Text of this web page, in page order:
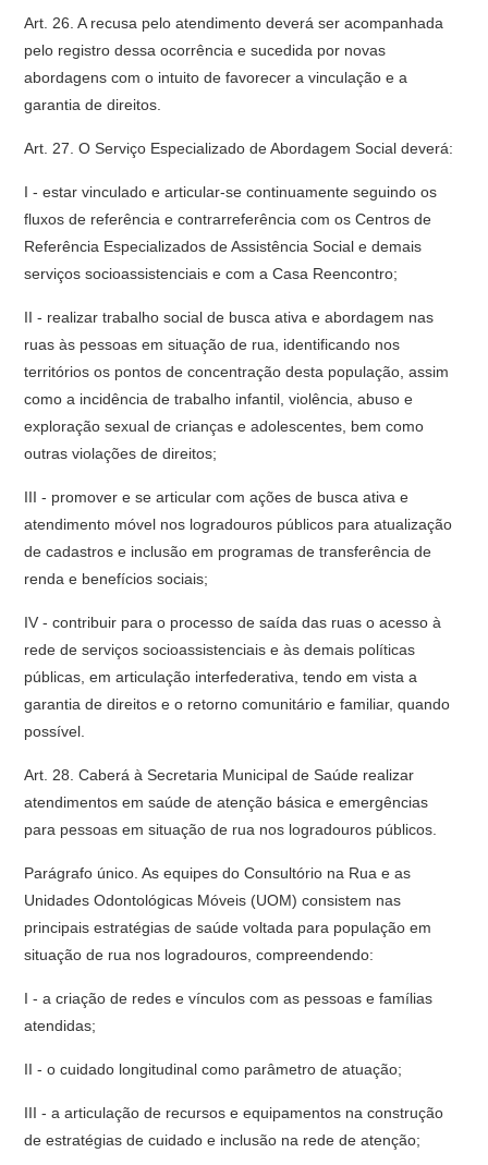
Art. 26. A recusa pelo atendimento deverá ser acompanhada
pelo registro dessa ocorrência e sucedida por novas
abordagens com o intuito de favorecer a vinculação e a
garantia de direitos.
Art. 27. O Serviço Especializado de Abordagem Social deverá:
I - estar vinculado e articular-se continuamente seguindo os
fluxos de referência e contrarreferência com os Centros de
Referência Especializados de Assistência Social e demais
serviços socioassistenciais e com a Casa Reencontro;
II - realizar trabalho social de busca ativa e abordagem nas
ruas às pessoas em situação de rua, identificando nos
territórios os pontos de concentração desta população, assim
como a incidência de trabalho infantil, violência, abuso e
exploração sexual de crianças e adolescentes, bem como
outras violações de direitos;
III - promover e se articular com ações de busca ativa e
atendimento móvel nos logradouros públicos para atualização
de cadastros e inclusão em programas de transferência de
renda e benefícios sociais;
IV - contribuir para o processo de saída das ruas o acesso à
rede de serviços socioassistenciais e às demais políticas
públicas, em articulação interfederativa, tendo em vista a
garantia de direitos e o retorno comunitário e familiar, quando
possível.
Art. 28. Caberá à Secretaria Municipal de Saúde realizar
atendimentos em saúde de atenção básica e emergências
para pessoas em situação de rua nos logradouros públicos.
Parágrafo único. As equipes do Consultório na Rua e as
Unidades Odontológicas Móveis (UOM) consistem nas
principais estratégias de saúde voltada para população em
situação de rua nos logradouros, compreendendo:
I - a criação de redes e vínculos com as pessoas e famílias
atendidas;
II - o cuidado longitudinal como parâmetro de atuação;
III - a articulação de recursos e equipamentos na construção
de estratégias de cuidado e inclusão na rede de atenção;